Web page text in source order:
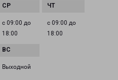
с 09:00 до
18:00
с 09:00 до
18:00
Выходной